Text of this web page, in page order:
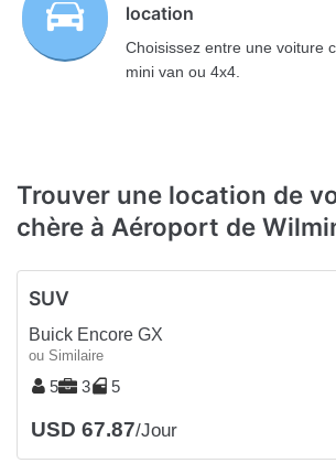
location
Choisissez entre une voiture
mini van ou 4x4.
Trouver une location de
chère à Aéroport de
SUV
Buick Encore GX
ou Similaire
5 3 5
USD 67.87/Jour